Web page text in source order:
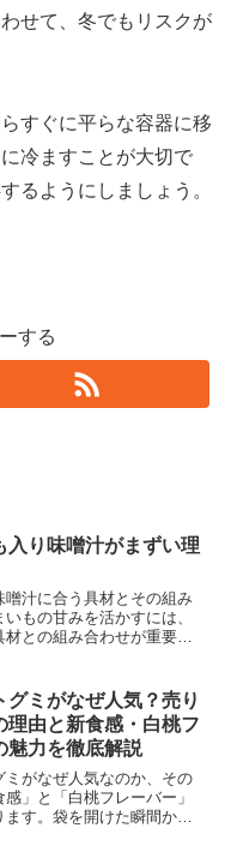
せて、冬でもリスクが
すぐに平らな容器に移
冷ますことが大切で
るようにしましょう。
する
入り味噌汁がまずい理
噌汁に合う具材とその組み
もの甘みを活かすには、
材との組み合わせが重要で
さらに、舞茸やしめじなど
加えると、旨...
グミがなぜ人気？売り
理由と新食感・白桃フ
魅力を徹底解説
ミがなぜ人気なのか、その
」と「白桃フレーバー」
す。袋を開けた瞬間から